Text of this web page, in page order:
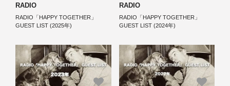
RADIO
RADIO「HAPPY TOGETHER」
GUEST LIST (2025年)
RADIO
RADIO「HAPPY TOGETHER」
GUEST LIST (2024年)